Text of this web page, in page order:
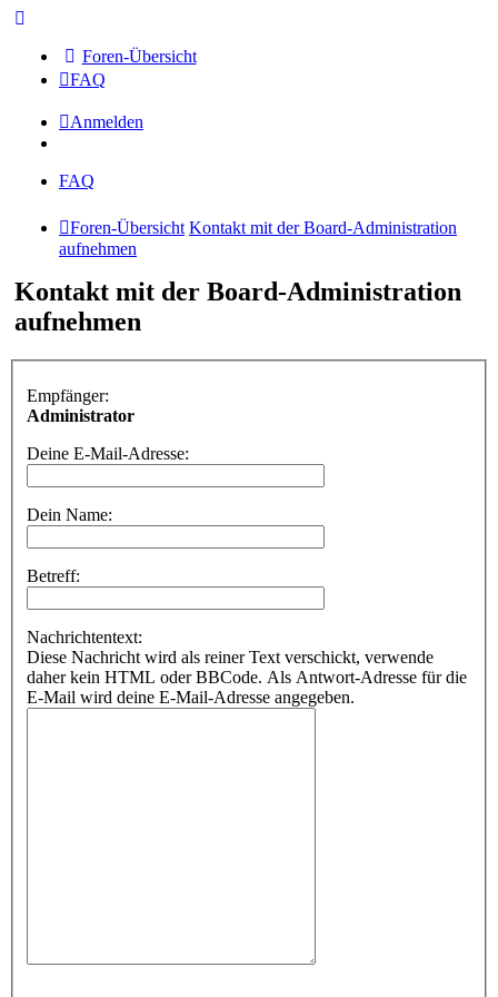
Foren-Übersicht
FAQ
Anmelden
FAQ
Foren-Übersicht Kontakt mit der Board-Administration
aufnehmen
Kontakt mit der Board-Administration
aufnehmen
Empfänger:
Administrator
Deine E-Mail-Adresse:
Dein Name:
Betreff:
Nachrichtentext:
Diese Nachricht wird als reiner Text verschickt, verwende
daher kein HTML oder BBCode. Als Antwort-Adresse für die
E-Mail wird deine E-Mail-Adresse angegeben.